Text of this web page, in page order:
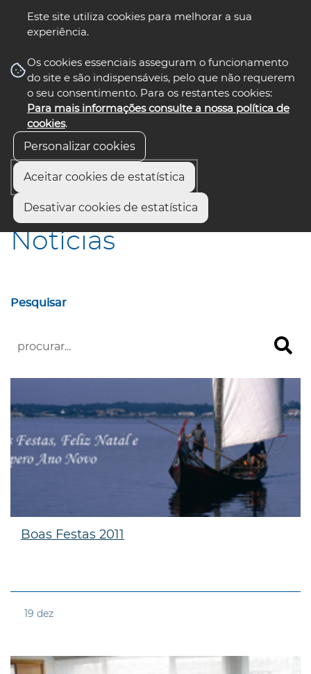
Este site utiliza cookies para melhorar a sua
experiência.
Os cookies essenciais asseguram o funcionamento
do site e são indispensáveis, pelo que não requerem
o seu consentimento. Para os restantes cookies:
Para mais informações consulte a nossa política de
cookies.
Personalizar cookies
Aceitar cookies de estatística
Desativar cookies de estatística
nos select language
Início
Notícias
Pesquisar
Boas Festas 2011
19 dez